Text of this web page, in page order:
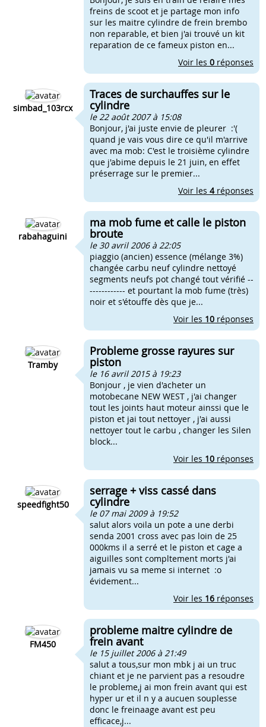
freins de scoot et je partage mon info
sur les maitre cylindre de frein brembo
non reparable, et bien j'ai trouvé un kit
reparation de ce fameux piston en...
Voir les 0 réponses
simbad_103rcx
Traces de surchauffes sur le
cylindre
le 22 août 2007 à 15:08
Bonjour, j'ai juste envie de pleurer :'(
quand je vais vous dire ce qu'il m'arrive
avec ma mob: C'est le troisième cylindre
que j'abime depuis le 21 juin, en effet
préserrage sur le premier...
Voir les 4réponses
rabahaguini
ma mob fume et calle le piston
broute
le 30 avril 2006 à 22:05
piaggio (ancien) essence (mélange 3%)
changée carbu neuf cylindre nettoyé
segments neufs pot changé tout vérifié --
------------ et pourtant la mob fume (très)
noir et s'étouffe dès que je...
Voir les 10 réponses
Tramby
Probleme grosse rayures sur
piston
le 16 avril 2015 à 19:23
Bonjour , je vien d'acheter un
motobecane NEW WEST , j'ai changer
tout les joints haut moteur ainssi que le
piston et jai tout nettoyer , j'ai aussi
nettoyer tout le carbu , changer les Silen
block...
Voir les 10 réponses
speedfight50
serrage + viss cassé dans
cylindre
le 07 mai 2009 à 19:52
salut alors voila un pote a une derbi
senda 2001 cross avec pas loin de 25
000kms il a serré et le piston et cage a
aiguilles sont compltement morts j'ai
jamais vu sa meme si internet :o
évidement...
Voir les 16 réponses
FM450
probleme maitre cylindre de
frein avant
le 15 juillet 2006 à 21:49
salut a tous,sur mon mbk j ai un truc
chiant et je ne parvient pas a resoudre
le probleme,j ai mon frein avant qui est
hyper ur et il n y a aucuen souplesse
donc le freinaage avant est peu
efficace,j...